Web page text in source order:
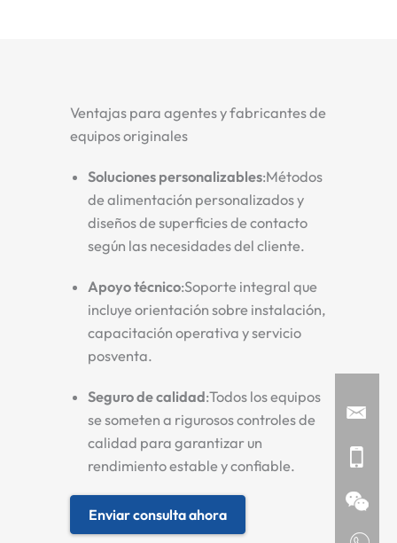
Ventajas para agentes y fabricantes de
equipos originales
Soluciones personalizables:Métodos
de alimentación personalizados y
diseños de superficies de contacto
según las necesidades del cliente.
Apoyo técnico:Soporte integral que
incluye orientación sobre instalación,
capacitación operativa y servicio
posventa.
Seguro de calidad:Todos los equipos
se someten a rigurosos controles de
calidad para garantizar un
rendimiento estable y confiable.
Enviar consulta ahora